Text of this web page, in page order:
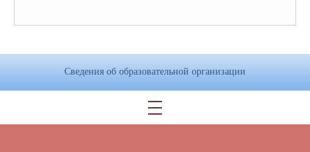
Сведения об образовательной организации